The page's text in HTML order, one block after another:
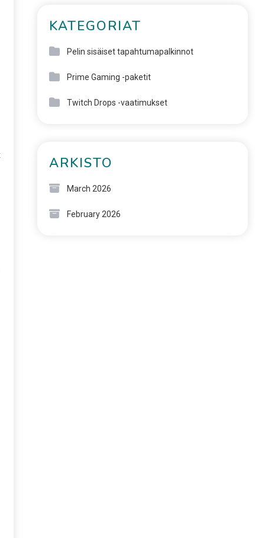
KATEGORIAT
Pelin sisäiset tapahtumapalkinnot
Prime Gaming -paketit
Twitch Drops -vaatimukset
ARKISTO
March 2026
February 2026